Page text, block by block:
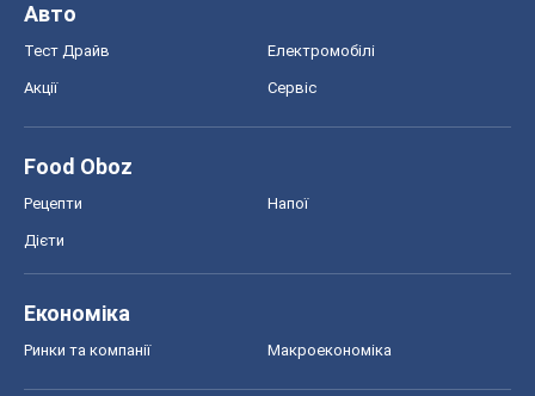
Авто
Тест Драйв Електромобілі
Акції Сервіс
Food Oboz
Рецепти Напої
Дієти
Економіка
Ринки та компанії Макроекономіка